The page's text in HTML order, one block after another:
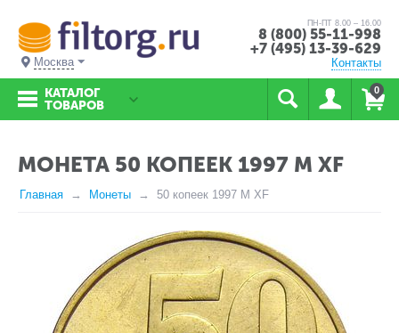
Москва
ПН-ПТ 8.00 – 16.00
8 (800) 55-11-998
+7 (495) 13-39-629
Контакты
0
КАТАЛОГ
ТОВАРОВ
МОНЕТА 50 КОПЕЕК 1997 М XF
Главная Монеты 50 копеек 1997 М XF